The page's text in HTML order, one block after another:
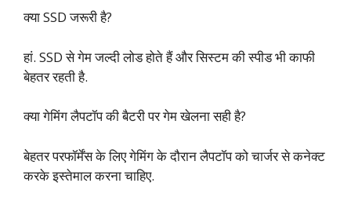
क्या SSD जरूरी है?
हां. SSD से गेम जल्दी लोड होते हैं और सिस्टम की स्पीड भी काफी
बेहतर रहती है.
क्या गेमिंग लैपटॉप की बैटरी पर गेम खेलना सही है?
बेहतर परफॉर्मेंस के लिए गेमिंग के दौरान लैपटॉप को चार्जर से कनेक्ट
करके इस्तेमाल करना चाहिए.